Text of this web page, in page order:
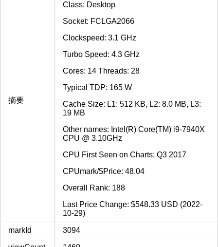
摘要
Class: Desktop
Socket: FCLGA2066
Clockspeed: 3.1 GHz
Turbo Speed: 4.3 GHz
Cores: 14 Threads: 28
Typical TDP: 165 W
Cache Size: L1: 512 KB, L2: 8.0 MB, L3:
19 MB
Other names: Intel(R) Core(TM) i9-7940X
CPU @ 3.10GHz
CPU First Seen on Charts: Q3 2017
CPUmark/$Price: 48.04
Overall Rank: 188
Last Price Change: $548.33 USD (2022-
10-29)
markId 3094